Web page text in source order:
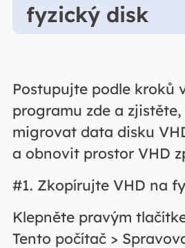
fyzický disk
Postupujte podle kroků
programu zde a
migrovat data disku
a obnovit prostor VHD
#1. Zkopírujte VHD na
Klepněte pravým
Tento počítač >